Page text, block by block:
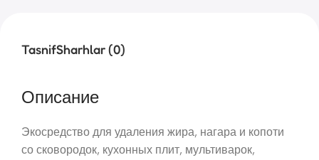
TasnifSharhlar (0)
Описание
Экосредство для удаления жира, нагара и копоти
со сковородок, кухонных плит, мультиварок,